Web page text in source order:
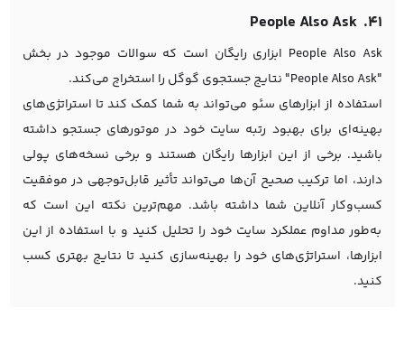
۴۱. People Also Ask
People Also Ask ابزاری رایگان است که سوالات موجود در بخش
"People Also Ask" نتایج جستجوی گوگل را استخراج می‌کند.
استفاده از ابزارهای سئو می‌تواند به شما کمک کند تا استراتژی‌های
بهینه‌ای برای بهبود رتبه سایت خود در موتورهای جستجو داشته
باشید. برخی از این ابزارها رایگان هستند و برخی نسخه‌های پولی
دارند، اما ترکیب صحیح آن‌ها می‌تواند تأثیر قابل‌توجهی در موفقیت
کسب‌وکار آنلاین شما داشته باشد. مهم‌ترین نکته این است که
به‌طور مداوم عملکرد سایت خود را تحلیل کنید و با استفاده از این
ابزارها، استراتژی‌های خود را بهینه‌سازی کنید تا نتایج بهتری کسب
کنید.